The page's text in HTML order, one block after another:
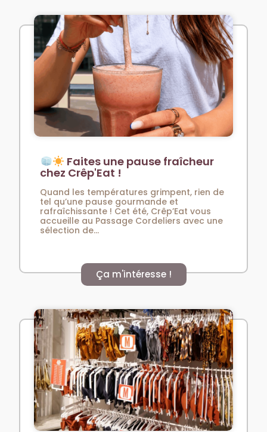
Faites une pause fraîcheur
chez Crêp'Eat !
Quand les températures grimpent, rien de
tel qu’une pause gourmande et
rafraîchissante ! Cet été, Crêp’Eat vous
accueille au Passage Cordeliers avec une
sélection de...
Ça m'intéresse !